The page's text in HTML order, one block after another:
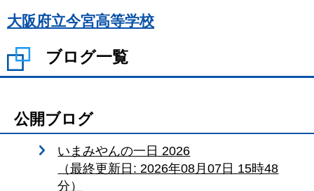
大阪府立今宮高等学校
ブログ一覧
公開ブログ
いまみやんの一日 2026
（最終更新日: 2026年08月07日 15時48
分）